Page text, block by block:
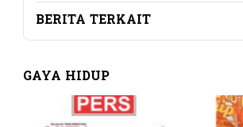
BERITA TERKAIT
GAYA HIDUP